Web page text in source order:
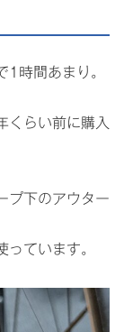
1時間あまり。
くらい前に購入
プ下のアウター
ています。